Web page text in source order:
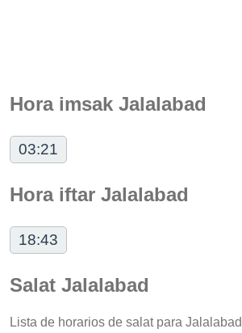
Hora imsak Jalalabad
03:21
Hora iftar Jalalabad
18:43
Salat Jalalabad
Lista de horarios de salat para